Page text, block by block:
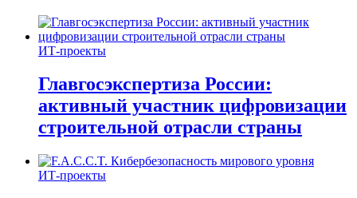
ИТ-проекты
Главгосэкспертиза России:
активный участник цифровизации
строительной отрасли страны
ИТ-проекты